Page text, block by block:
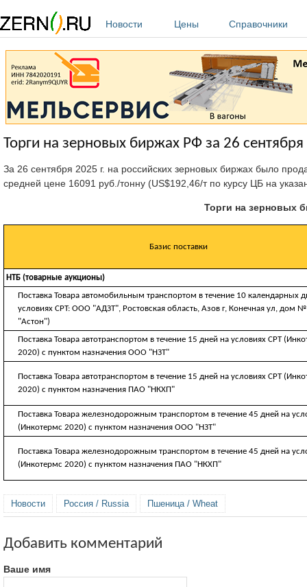
Новости
Цены Справочники
Торги на зерновых биржах РФ за 26 сентября
За 26 сентября 2025 г. на российских зерновых биржах было
средней цене 16091 руб./тонну (US$192,46/т по курсу ЦБ на
Торги на зерновых
Базис поставки
НТБ (товарные аукционы)
Поставка Товара автомобильным транспортом в течение 10 календарных
условиях CPT: ООО "АДЗТ", Ростовская область, Азов г, Конечная ул, дом
"Астон")
Поставка Товара автотранспортом в течение 15 дней на условиях CРТ
2020) с пунктом назначения ООО "НЗТ"
Поставка Товара автотранспортом в течение 15 дней на условиях CРТ
2020) с пунктом назначения ПАО "НКХП"
Поставка Товара железнодорожным транспортом в течение 45 дней на
(Инкотермс 2020) с пунктом назначения ООО "НЗТ"
Поставка Товара железнодорожным транспортом в течение 45 дней на
(Инкотермс 2020) с пунктом назначения ПАО "НКХП"
Новости Россия / Russia Пшеница / Wheat
Добавить комментарий
Ваше имя